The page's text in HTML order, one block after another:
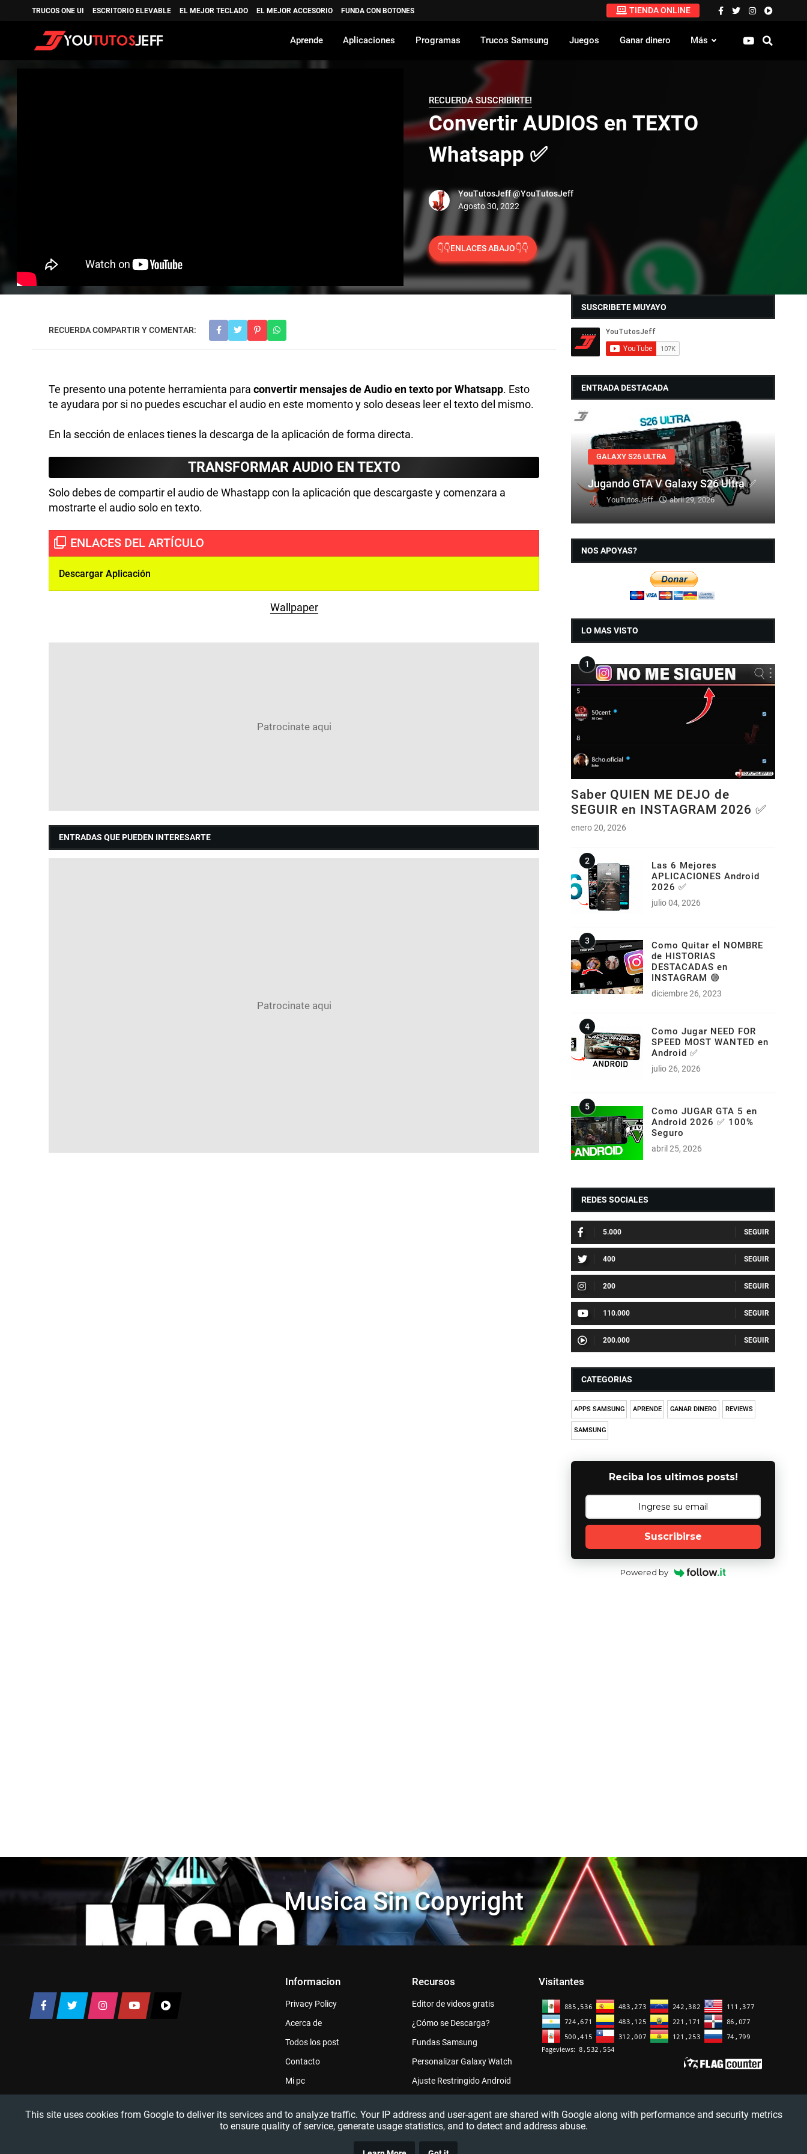
TRUCOS ONE UI ESCRITORIO ELEVABLE EL MEJOR TECLADO EL MEJOR ACCESORIO FUNDA CON BOTONES TIENDA ONLINE
Aprende Aplicaciones Programas Trucos Samsung Juegos Ganar dinero Más
Convertir AUDIOS en TEXTO
Whatsapp ✅
RECUERDA SUSCRIBIRTE!
👇👇ENLACES ABAJO👇👇
YouTutosJeff@YouTutosJeff
Te presento una potente herramienta para convertir mensajes de Audio en texto por Whatsapp. Esto
te ayudara por si no puedes escuchar el audio en este momento y solo deseas leer el texto del mismo.
En la sección de enlaces tienes la descarga de la aplicación de forma directa.
TRANSFORMAR AUDIO EN TEXTO
Solo debes de compartir el audio de Whastapp con la aplicación que descargaste y comenzara a
mostrarte el audio solo en texto.
Descargar Aplicación
Wallpaper
ENTRADAS QUE PUEDEN INTERESARTE
SUSCRIBETE MUYAYO
ENTRADA DESTACADA
GALAXY S26 ULTRA
Jugando GTA V Galaxy S26 Ultra ✅
YouTutosJeff abril 29, 2026
NOS APOYAS?
LO MAS VISTO
Saber QUIEN ME DEJO de
SEGUIR en INSTAGRAM 2026 ✅
enero 20, 2026
Las 6 Mejores
APLICACIONES Android
2026 ✅
julio 04, 2026
Como Quitar el NOMBRE
de HISTORIAS
DESTACADAS en
INSTAGRAM 🟣
diciembre 26, 2023
Como Jugar NEED FOR
SPEED MOST WANTED en
Android ✅
julio 26, 2026
Como JUGAR GTA 5 en
Android 2026 ✅ 100%
Seguro
abril 25, 2026
REDES SOCIALES
5.000
400
200
110.000
200.000
CATEGORIAS
APPS SAMSUNG APRENDE GANAR DINERO REVIEWS
SAMSUNG
Reciba los ultimos posts!
Suscribirse
Powered by
Musica Sin Copyright
Informacion
Privacy Policy
Acerca de
Todos los post
Contacto
Mi pc
Recursos
Editor de videos gratis
¿Cómo se Descarga?
Fundas Samsung
Personalizar Galaxy Watch
Ajuste Restringido Android
Visitantes
This site uses cookies from Google to deliver its services and to analyze traffic. Your IP address and user-agent are shared with Google along with performance and security metrics
to ensure quality of service, generate usage statistics, and to detect and address abuse.